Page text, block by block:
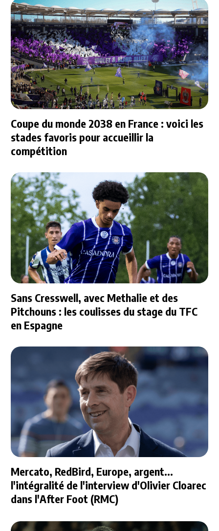
Coupe du monde 2038 en France : voici les
stades favoris pour accueillir la
compétition
Sans Cresswell, avec Methalie et des
Pitchouns : les coulisses du stage du TFC
en Espagne
Mercato, RedBird, Europe, argent...
l'intégralité de l'interview d'Olivier Cloarec
dans l'After Foot (RMC)